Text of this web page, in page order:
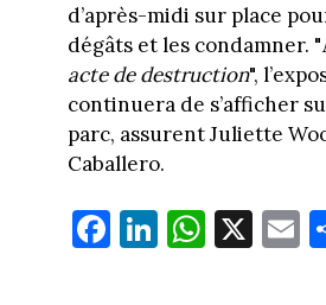
d’après-midi sur place
dégâts et les condamner. "
acte de destruction",
continuera de s’afficher
parc, assurent Juliette
Caballero.
Fa
ce
Li
nk
W
ha
X E
m